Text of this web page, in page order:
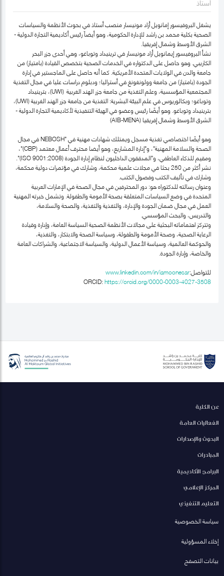
يشغل البروفيسور إمانويل أزاد مونيسار منصب أستاذ في بحوث الأنظمة والسياسات
الصحية بكلية محمد بن راشد للإدارة الحكومية، وهو أيضاً رئيس أكاديمية التجارة الدولية -
الشرق الأوسط وشمال إفريقيا.
نشأ البروفيسور إيمانويل أزاد مونيسار في ترينيداد وتوباغو، وهي أحدى جزر البحر
الكاريبي. وهو حاصل على الدكتواره في الخدمات الصحية بتخصص القيادة (بامتياز) من
جامعة والدن في الولايات المتحدة الأمريكية. كما أنه حاصل على الماجستير في إدارة
الجودة (بامتياز) من جامعة وولونغونغ في أستراليا؛ ودبلوم دراسات عليا في مجال التغذية
المجتمعية المؤسسية، وعلم التغذية من جامعة جزر الهند الغربية (UWI)، بترينيداد
وتوباغو؛ وبكالوريوس في علم البيئة البشرية: التغذية من جامعة جزر الهند الغربية (UWI)،
بترينيداد وتوباغو. وهو أيضًا رئيس وعضو في الهيئة التنفيذية لأكاديمية التجارة الدولية -
الشرق الأوسط وشمال إفريقيا (AIB-MENA)
وهو أيضًا اختصاصي تغذية مسجل ويمتلك شهادات مهنية في "NEBOSH في مجال
الصحة والسلامة المهنية"، و"إدارة المشاريع، وهو أيضا محترف أعمال معتمد (CBP)"،
ومقيم للذكاء العاطفي، و"المدققون الداخليون لنظام إدارة الجودة (ISO 9001:2008)".
نشر أكثر من 250 بحثا في مجلات علمية محكمة، وشارك في مؤتمرات دولية محكمة،
وشارك في تأليف الكتب وفصول الكتب.
وعنوان رسالته للدكتوراه هو: دور المحترفين في مجال الصحة في الإمارات العربية
المتحدة في وضع السياسات المتعلقة بصحة الأمومة والطفولة. وتشمل خبرته المهنية
العمل في مجال ضمان الجودة والإدارة، والتغذية والتغذية، والصحة والسلامة،
والتدريس، والبحث المؤسسي.
وتتركز اهتماماته البحثية على مجالات الأنظمة الصحية السياسة العامة، وإدارة وقيادة
الرعاية الصحية، وصحة الأمومة والطفولة، وسياسة الصحة والابتكار، والتغذية،
والحوكمة العالمية، وسياسة الأعمال الدولية، والسياسة الاجتماعية، والشراكات العامة
والخاصة، وإدارة الجودة.
للتواصل:www.linkedin.com/in/iamoonesar
ORCID:https://orcid.org/0000-0003-4027-3508
عن الكلية
الفعاليات العامة
البحوث والإصدارات
المبادرات
البرامج الأكاديمية
المركز الإعلامي
التعليم التنفيذي
سياسة الخصوصية
إخلاء المسؤولية
بيانات التصفح